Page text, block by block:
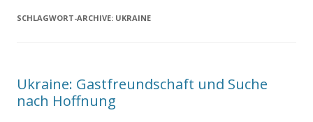
SCHLAGWORT-ARCHIVE: UKRAINE
Ukraine: Gastfreundschaft und Suche
nach Hoffnung